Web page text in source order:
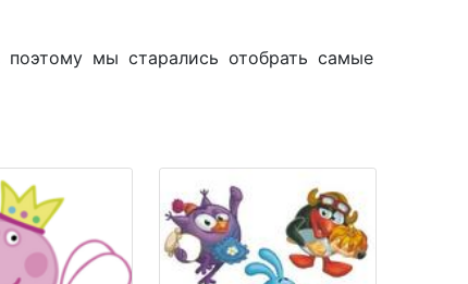
мы старались отобрать самые